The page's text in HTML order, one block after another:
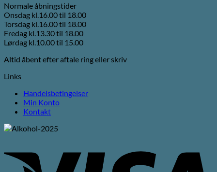
Normale åbningstider
Onsdag kl.16.00 til 18.00
Torsdag kl.16.00 til 18.00
Fredag kl.13.30 til 18.00
Lørdag kl.10.00 til 15.00
Altid åbent efter aftale ring eller skriv
Links
Handelsbetingelser
Min Konto
Kontakt